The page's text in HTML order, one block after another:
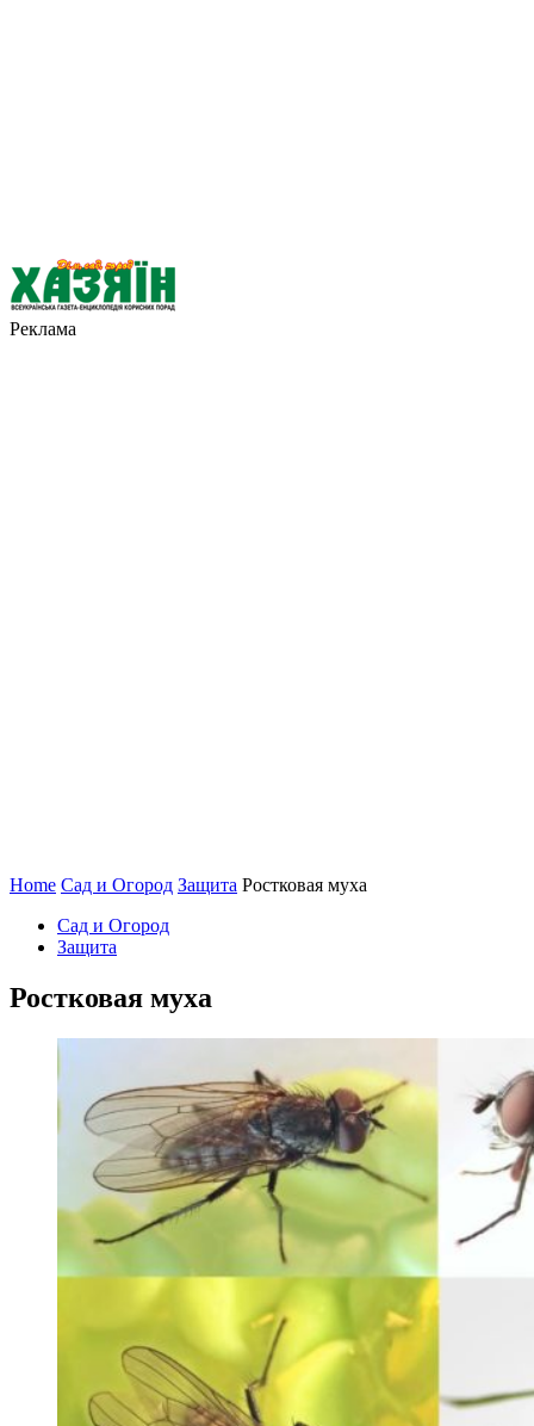
Реклама
Home Сад и Огород Защита Ростковая муха
Сад и Огород
Защита
Ростковая муха